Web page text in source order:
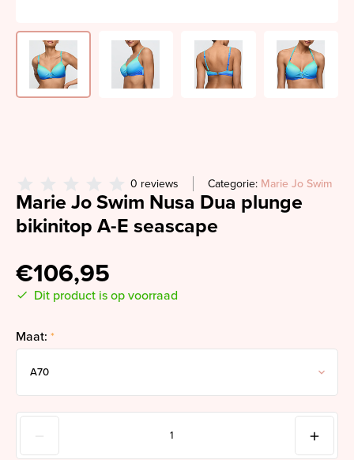
0 reviews Categorie: Marie Jo Swim
Marie Jo Swim Nusa Dua plunge
bikinitop A-E seascape
€106,95
Dit product is op voorraad
Maat: *